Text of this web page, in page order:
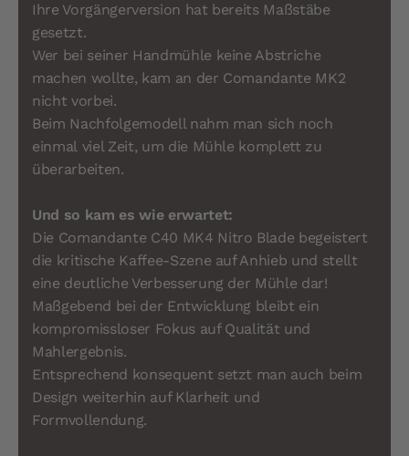
Ihre Vorgängerversion hat bereits Maßstäbe
gesetzt.
Wer bei seiner Handmühle keine Abstriche
machen wollte, kam an der Comandante MK2
nicht vorbei.
Beim Nachfolgemodell nahm man sich noch
einmal viel Zeit, um die Mühle komplett zu
überarbeiten.
Und so kam es wie erwartet:
Die Comandante C40 MK4 Nitro Blade begeistert
die kritische Kaffee-Szene auf Anhieb und stellt
eine deutliche Verbesserung der Mühle dar!
Maßgebend bei der Entwicklung bleibt ein
kompromissloser Fokus auf Qualität und
Mahlergebnis.
Entsprechend konsequent setzt man auch beim
Design weiterhin auf Klarheit und
Formvollendung.